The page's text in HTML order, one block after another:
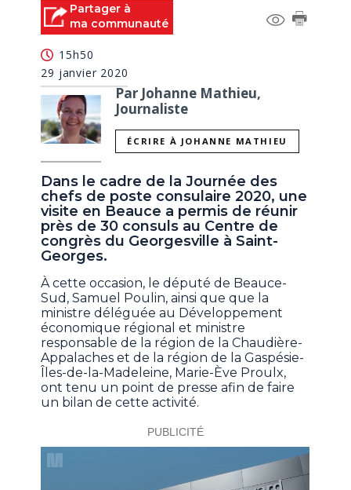
Partager à
ma communauté
15h50
29 janvier 2020
Par Johanne Mathieu,
Journaliste
ÉCRIRE À JOHANNE MATHIEU
Dans le cadre de la Journée des
chefs de poste consulaire 2020, une
visite en Beauce a permis de réunir
près de 30 consuls au Centre de
congrès du Georgesville à Saint-
Georges.
À cette occasion, le député de Beauce-
Sud, Samuel Poulin, ainsi que que la
ministre déléguée au Développement
économique régional et ministre
responsable de la région de la Chaudière-
Appalaches et de la région de la Gaspésie-
Îles-de-la-Madeleine, Marie-Ève Proulx,
ont tenu un point de presse afin de faire
un bilan de cette activité.